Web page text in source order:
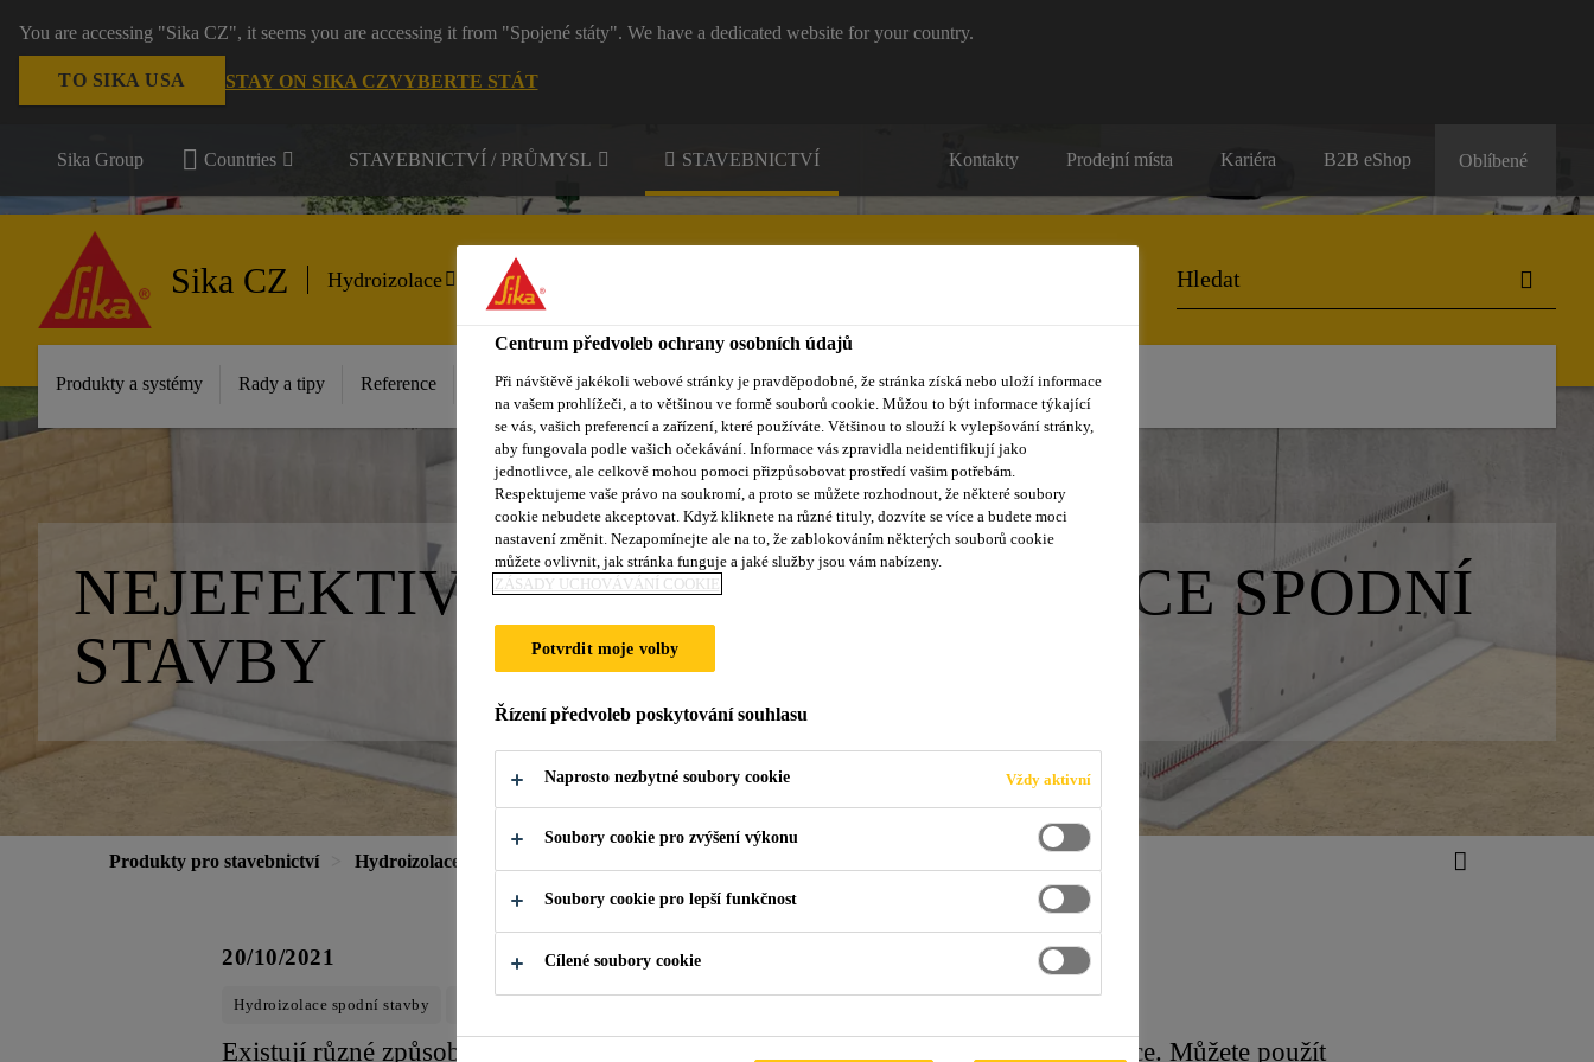
You are accessing "Sika CZ", it seems you are accessing it from "Spojené státy". We have a dedicated website for your country.
TO SIKA USA STAY ON SIKA CZVYBERTE STÁT
Sika Group Countries STAVEBNICTVÍ / PRŮMYSL STAVEBNICTVÍ Kontakty Prodejní místa Kariéra B2B eShop Oblíbené
Sika CZ Hydroizolace
Produkty a systémy Rady a tipy Reference Dokumenty Kontakty
NEJEFEKTIVNĚJŠÍ ZPŮSOB IZOLACE SPODNÍ
STAVBY
Produkty pro stavebnictví Hydroizolace
20/10/2021
Hydroizolace spodní stavby
Existují různé způsoby ochrany spodních staveb před vnikáním vody do konstrukce. Můžete použít
Centrum předvoleb ochrany osobních údajů
Při návštěvě jakékoli webové stránky je pravděpodobné, že stránka získá nebo uloží informace
na vašem prohlížeči, a to většinou ve formě souborů cookie. Můžou to být informace týkající
se vás, vašich preferencí a zařízení, které používáte. Většinou to slouží k vylepšování stránky,
aby fungovala podle vašich očekávání. Informace vás zpravidla neidentifikují jako
jednotlivce, ale celkově mohou pomoci přizpůsobovat prostředí vašim potřebám.
Respektujeme vaše právo na soukromí, a proto se můžete rozhodnout, že některé soubory
cookie nebudete akceptovat. Když kliknete na různé tituly, dozvíte se více a budete moci
nastavení změnit. Nezapomínejte ale na to, že zablokováním některých souborů cookie
můžete ovlivnit, jak stránka funguje a jaké služby jsou vám nabízeny.
ZÁSADY UCHOVÁVÁNÍ COOKIE
Potvrdit moje volby
Řízení předvoleb poskytování souhlasu
Naprosto nezbytné soubory cookie Vždy aktivní
Soubory cookie pro zvýšení výkonu
Soubory cookie pro lepší funkčnost
Cílené soubory cookie